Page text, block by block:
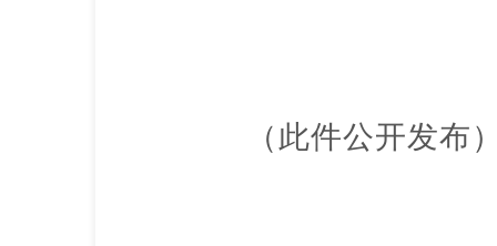
（此件公开发布